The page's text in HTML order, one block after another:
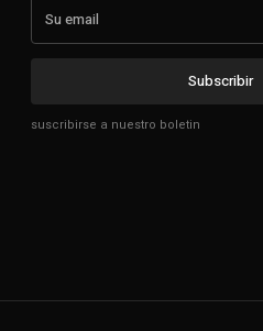
Subscribir
suscribirse a nuestro boletin